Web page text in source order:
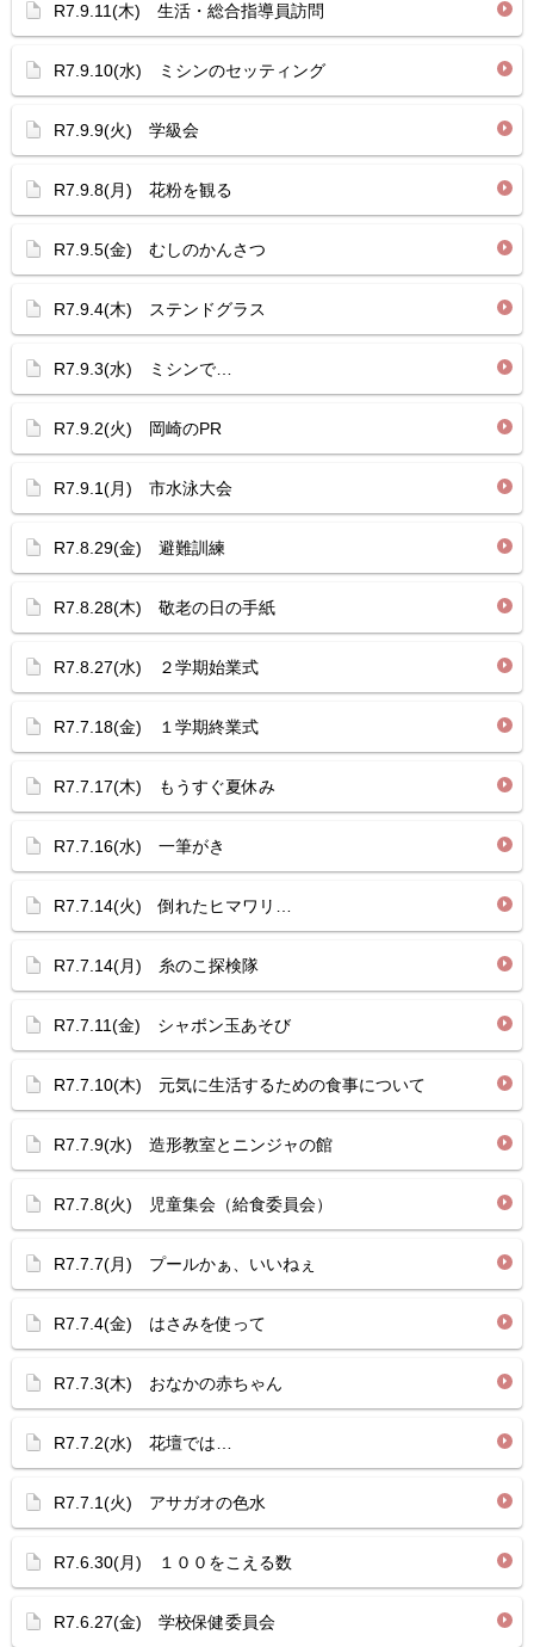
R7.9.11(木) 生活・総合指導員訪問
R7.9.10(水) ミシンのセッティング
R7.9.9(火) 学級会
R7.9.8(月) 花粉を観る
R7.9.5(金) むしのかんさつ
R7.9.4(木) ステンドグラス
R7.9.3(水) ミシンで…
R7.9.2(火) 岡崎のPR
R7.9.1(月) 市水泳大会
R7.8.29(金) 避難訓練
R7.8.28(木) 敬老の日の手紙
R7.8.27(水) ２学期始業式
R7.7.18(金) １学期終業式
R7.7.17(木) もうすぐ夏休み
R7.7.16(水) 一筆がき
R7.7.14(火) 倒れたヒマワリ…
R7.7.14(月) 糸のこ探検隊
R7.7.11(金) シャボン玉あそび
R7.7.10(木) 元気に生活するための食事について
R7.7.9(水) 造形教室とニンジャの館
R7.7.8(火) 児童集会（給食委員会）
R7.7.7(月) プールかぁ、いいねぇ
R7.7.4(金) はさみを使って
R7.7.3(木) おなかの赤ちゃん
R7.7.2(水) 花壇では…
R7.7.1(火) アサガオの色水
R7.6.30(月) １００をこえる数
R7.6.27(金) 学校保健委員会